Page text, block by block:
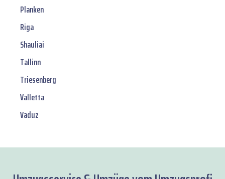
Planken
Riga
Shauliai
Tallinn
Triesenberg
Valletta
Vaduz